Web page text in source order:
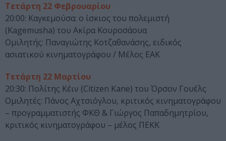
Τετάρτη 22 Φεβρουαρίου
20:00: Καγκεμούσα: ο ίσκιος του πολεμιστή
(Kagemusha) του Ακίρα Κουροσάουα
Ομιλητής: Παναγιώτης Κοτζαθανάσης, ειδικός
ασιατικού κινηματογράφου / Μέλος ΕΑΚ
Τετάρτη 22 Μαρτίου
20:30: Πολίτης Κέιν (Citizen Kane) του Όρσον Γουέλς
Ομιλητές: Πάνος Αχτσιόγλου, κριτικός κινηματογράφου
– προγραμματιστής ΦΚΘ & Γιώργος Παπαδημητρίου,
κριτικός κινηματογράφου – μέλος ΠΕΚΚ